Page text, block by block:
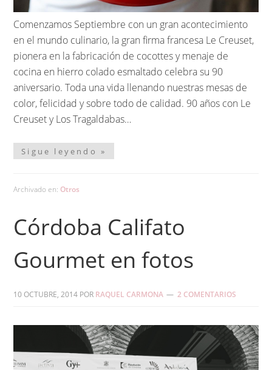
Comenzamos Septiembre con un gran acontecimiento
en el mundo culinario, la gran firma francesa Le Creuset,
pionera en la fabricación de cocottes y menaje de
cocina en hierro colado esmaltado celebra su 90
aniversario. Toda una vida llenando nuestras mesas de
color, felicidad y sobre todo de calidad. 90 años con Le
Creuset y Los Tragaldabas…
Sigue leyendo »
Archivado en: Otros
Córdoba Califato
Gourmet en fotos
10 OCTUBRE, 2014 POR RAQUEL CARMONA 2 COMENTARIOS